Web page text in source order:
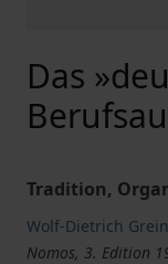
Das
Tradition,
Wolf-Dietrich
Nomos, 3. Edition